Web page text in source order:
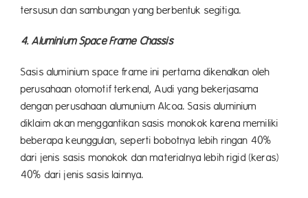
tersusun dan sambungan yang berbentuk segitiga.
4. Aluminium Space Frame Chassis
Sasis aluminium space frame ini pertama dikenalkan oleh
perusahaan otomotif terkenal, Audi yang bekerjasama
dengan perusahaan alumunium Alcoa. Sasis aluminium
diklaim akan menggantikan sasis monokok karena memiliki
beberapa keunggulan, seperti bobotnya lebih ringan 40%
dari jenis sasis monokok dan materialnya lebih rigid (keras)
40% dari jenis sasis lainnya.